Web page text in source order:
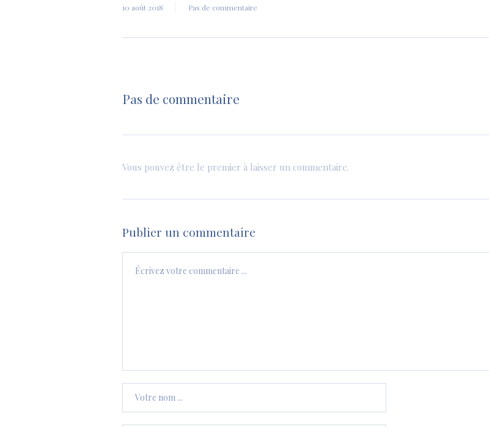
10 août 2018 Pas de commentaire
Pas de commentaire
Vous pouvez être le premier à laisser un commentaire.
Publier un commentaire